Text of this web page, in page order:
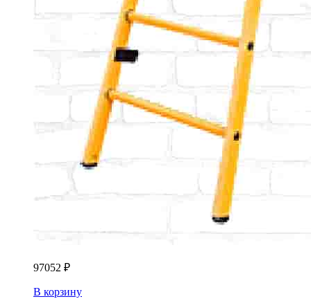
97052 ₽
В корзину